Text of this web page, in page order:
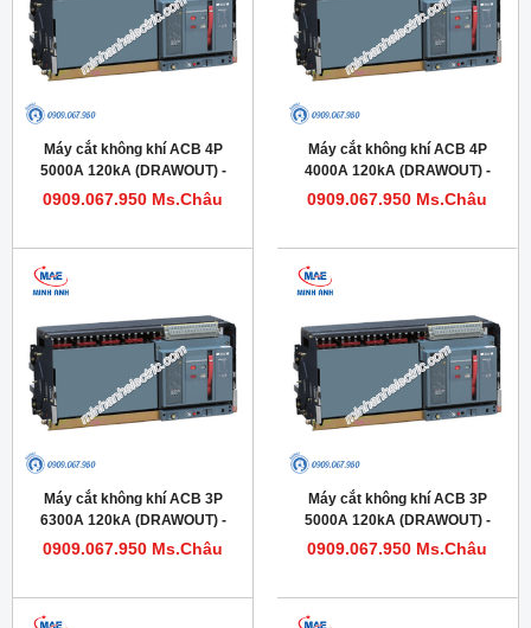
Máy cắt không khí ACB 4P
5000A 120kA (DRAWOUT) -
Model HDW663504DHVV56M
0909.067.950 Ms.Châu
Máy cắt không khí ACB 4P
4000A 120kA (DRAWOUT) -
Model HDW663404DHVV56M
0909.067.950 Ms.Châu
Máy cắt không khí ACB 3P
6300A 120kA (DRAWOUT) -
Model HDW663633DHVV56M
0909.067.950 Ms.Châu
Máy cắt không khí ACB 3P
5000A 120kA (DRAWOUT) -
Model HDW663503DHVV56M
0909.067.950 Ms.Châu